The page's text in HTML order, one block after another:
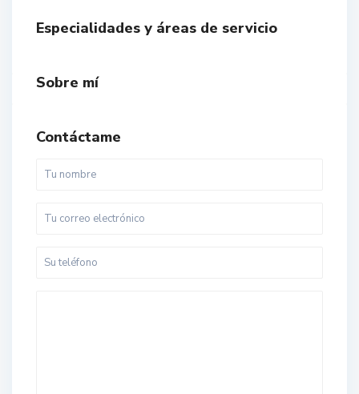
Especialidades y áreas de servicio
Sobre mí
Contáctame